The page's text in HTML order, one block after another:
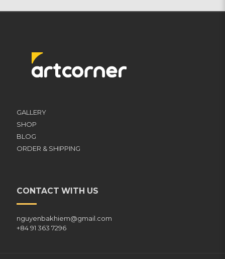
GALLERY
SHOP
BLOG
ORDER & SHIPPING
CONTACT WITH US
nguyenbakhiem@gmail.com
+84 91 363 7296